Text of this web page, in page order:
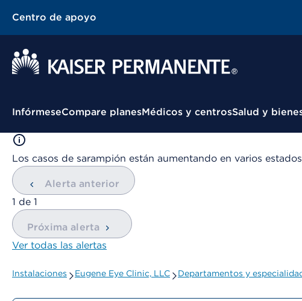
Centro de apoyo
Menú contextual
InfórmeseCompare planesMédicos y centrosSalud y
Los casos de sarampión están aumentando en varios
Alerta anterior
mostrando
1 de 1
Próxima alerta
Ver todas las alertas
Instalaciones Eugene Eye Clinic, LLC Departamentos y